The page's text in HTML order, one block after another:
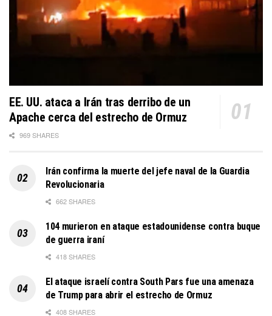
EE. UU. ataca a Irán tras derribo de un
Apache cerca del estrecho de Ormuz
969 SHARES
Irán confirma la muerte del jefe naval de la Guardia
Revolucionaria
662 SHARES
104 murieron en ataque estadounidense contra buque
de guerra iraní
418 SHARES
El ataque israelí contra South Pars fue una amenaza
de Trump para abrir el estrecho de Ormuz
408 SHARES